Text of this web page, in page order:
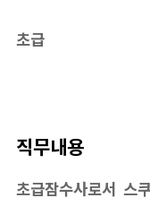
초급
직무내용
초급잠수사로서 스